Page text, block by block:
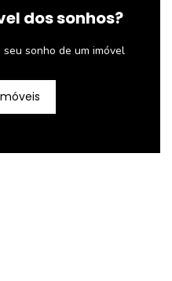
dos sonhos?
sonho de um imóvel